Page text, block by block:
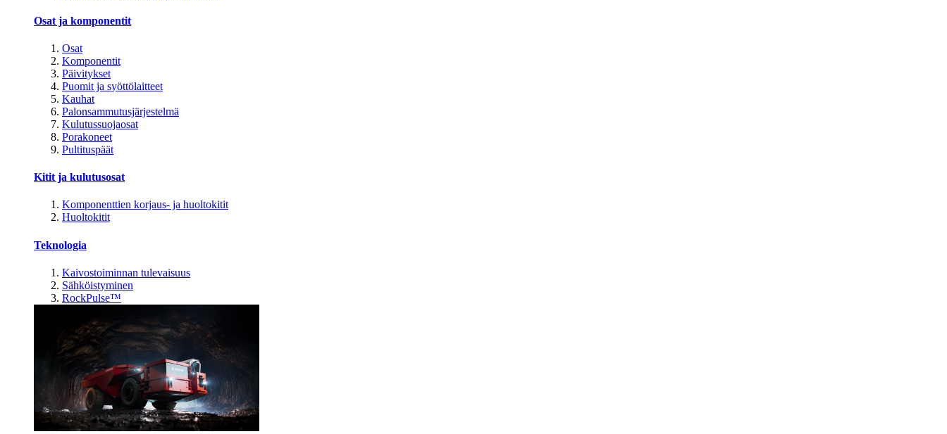
Osat ja komponentit
Osat
Komponentit
Päivitykset
Puomit ja syöttölaitteet
Kauhat
Palonsammutusjärjestelmä
Kulutussuojaosat
Porakoneet
Pultituspäät
Kitit ja kulutusosat
Komponenttien korjaus- ja huoltokitit
Huoltokitit
Teknologia
Kaivostoiminnan tulevaisuus
Sähköistyminen
RockPulse™